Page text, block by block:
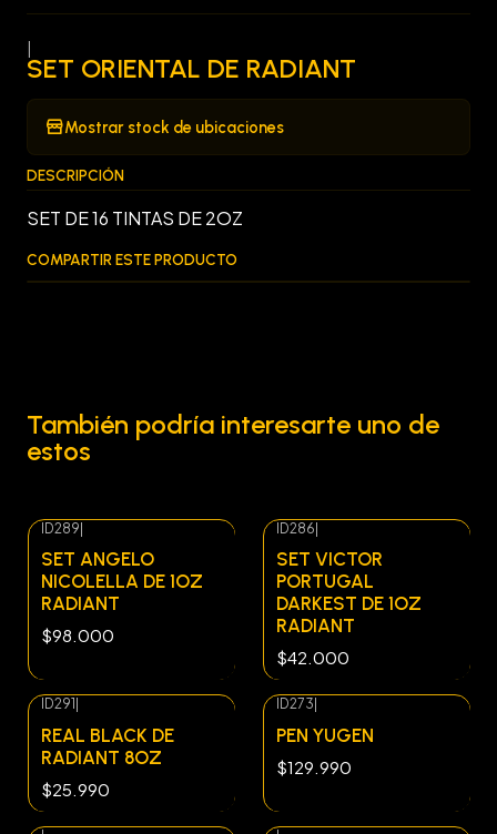
SET ORIENTAL DE RADIANT
Mostrar stock de ubicaciones
DESCRIPCIÓN
SET DE 16 TINTAS DE 2OZ
COMPARTIR ESTE PRODUCTO
También podría interesarte uno de
estos
ID289
SET ANGELO
NICOLELLA DE 1OZ
RADIANT
$98.000
ID286
SET VICTOR
PORTUGAL
DARKEST DE 1OZ
RADIANT
$42.000
ID291
REAL BLACK DE
RADIANT 8OZ
$25.990
ID273
PEN YUGEN
$129.990